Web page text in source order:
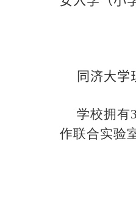
同济大学
学校拥有3
作联合实验